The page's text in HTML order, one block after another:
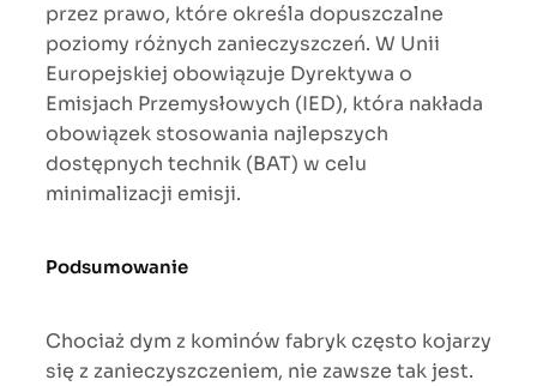
przez prawo, które określa dopuszczalne
poziomy różnych zanieczyszczeń. W Unii
Europejskiej obowiązuje Dyrektywa o
Emisjach Przemysłowych (IED), która nakłada
obowiązek stosowania najlepszych
dostępnych technik (BAT) w celu
minimalizacji emisji.
Podsumowanie
Chociaż dym z kominów fabryk często kojarzy
się z zanieczyszczeniem, nie zawsze tak jest.